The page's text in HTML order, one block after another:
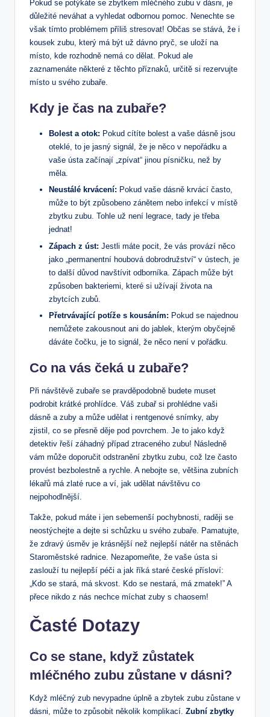
Pokud se potýkáte se zbytkem mléčného zubu v dásni, je
důležité neváhat a vyhledat odbornou pomoc. Nenechte se
však tímto problémem příliš stresovat! Občas se stává, že i
kousek zubu, který má být už dávno pryč, se uloží na
místo, kde rozhodně nemá co dělat. Pokud ale
zaznamenáte některé z těchto příznaků, určitě si rezervujte
místo u svého zubaře.
Kdy je čas na zubaře?
Bolest a otok: Pokud cítíte bolest a vaše dásně jsou
oteklé, to je jasný signál, že je něco v nepořádku a
vaše ústa začínají „zpívat“ jinou písničku, než by
měla.
Neustálé krvácení: Pokud vaše dásně krvácí často,
může to být způsobeno zánětem nebo infekcí v místě
zbytku zubu. Tohle už není legrace, tady je třeba
jednat!
Zápach z úst: Jestli máte pocit, že vás provází něco
jako „permanentní houbová dobrodružství“ v ústech, je
to další důvod navštívit odborníka. Zápach může být
způsoben bakteriemi, které si užívají života na
zbytcích zubů.
Přetrvávající potíže s kousáním: Pokud se najednou
nemůžete zakousnout ani do jablek, kterým obyčejně
dáváte čočku, je to signál, že něco není v pořádku.
Co na vás čeká u zubaře?
Při návštěvě zubaře se pravděpodobně budete muset
podrobit krátké prohlídce. Váš zubař si prohlédne vaši
dásně a zuby a může udělat i rentgenové snímky, aby
zjistil, co se přesně děje pod povrchem. Je to jako když
detektiv řeší záhadný případ ztraceného zubu! Následně
vám může doporučit odstranění zbytku zubu, což lze často
provést bezbolestně a rychle. A nebojte se, většina zubních
lékařů má zlaté ruce a ví, jak udělat návštěvu co
nejpohodlnější.
Takže, pokud máte i jen sebemenší pochybnosti, raději se
neostýchejte a dejte si schůzku u svého zubaře. Pamatujte,
že zdravý úsměv je krásnější než nejlepší nátěr na stěnách
Staroměstské radnice. Nezapomeňte, že vaše ústa si
zaslouží tu nejlepší péči a jak říká staré české přísloví:
„Kdo se stará, má skvost. Kdo se nestará, má zmatek!” A
přece nikdo z nás nechce míchat zuby s chaosem!
Časté Dotazy
Co se stane, když zůstatek
mléčného zubu zůstane v dásni?
Když mléčný zub nevypadne úplně a zbytek zubu zůstane v
dásni, může to způsobit několik komplikací. Zubní zbytky